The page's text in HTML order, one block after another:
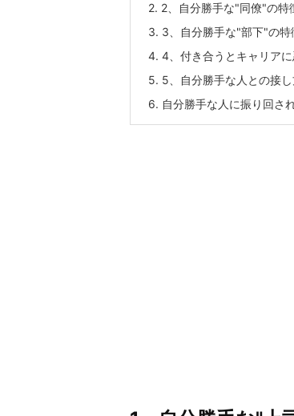
2. 2、自分勝手な"同僚"の特
3. 3、自分勝手な"部下"の特
4. 4、付き合うとキャリア
5. 5、自分勝手な人との接
6. 自分勝手な人に振り回さ